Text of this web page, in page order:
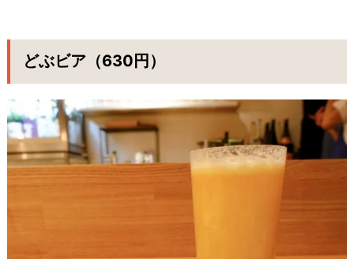
どぶビア（630円）